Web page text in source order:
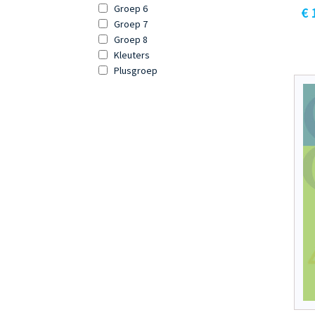
€
Groep 6
Groep 7
Groep 8
Kleuters
Plusgroep